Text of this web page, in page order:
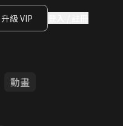
升級 VIP
動畫